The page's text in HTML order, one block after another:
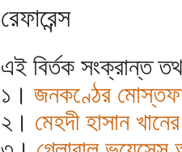
রেফারেন্স
এই বির্তক সংক্রান্ত
১। জনকণ্ঠের মোস্তফা
২। মেহদী হাসান